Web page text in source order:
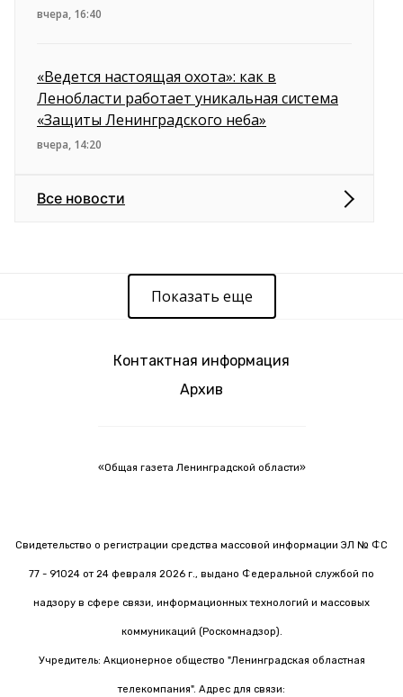
вчера, 16:40
«Ведется настоящая охота»: как в
Ленобласти работает уникальная система
«Защиты Ленинградского неба»
вчера, 14:20
Все новости
Показать еще
Контактная информация
Архив
«Общая газета Ленинградской области»
Свидетельство о регистрации средства массовой информации ЭЛ № ФС
77 - 91024 от 24 февраля 2026 г., выдано Федеральной службой по
надзору в сфере связи, информационных технологий и массовых
коммуникаций (Роскомнадзор).
Учредитель: Акционерное общество "Ленинградская областная
телекомпания". Адрес для связи: